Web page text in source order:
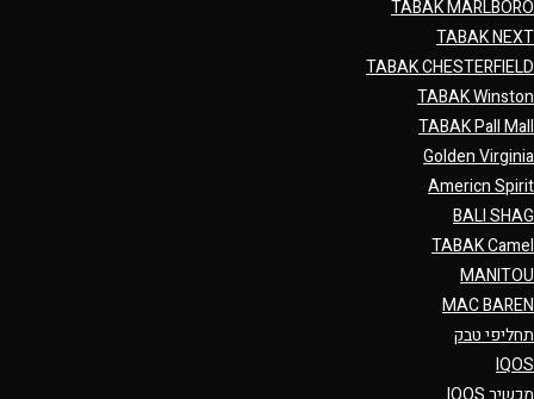
TABAK MARLBORO
TABAK NEXT
TABAK CHESTERFIELD
TABAK Winston
TABAK Pall Mall
Golden Virginia
Americn Spirit
BALI SHAG
TABAK Camel
MANITOU
MAC BAREN
תחליפי טבק
IQOS